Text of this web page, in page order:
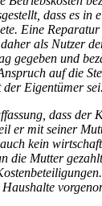
dass es in
Eine
als Nutzer
gegeben und
auf die
Eigentümer sei.
dass der
er mit seiner
kein
die Mutter